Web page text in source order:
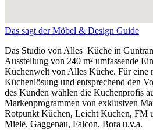
Das sagt der Möbel & Design Guide
Das Studio von Alles Küche in
Ausstellung von 240 m² umfassende
Küchenwelt von Alles Küche. Für eine
Küchenlösung und entsprechend den
des Kunden wählen die Küchenprofis
Markenprogrammen von exklusiven
Rotpunkt Küchen, Leicht Küchen, FM
Miele, Gaggenau, Falcon, Bora u.v.a.